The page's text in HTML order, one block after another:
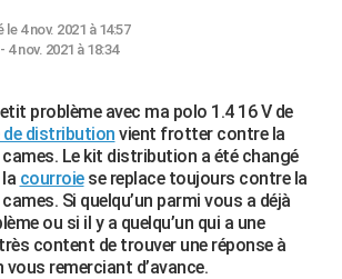
ville4 nov. 2021 à 14:57
- 4 nov. 2021 à 18:34
problème avec ma polo 1.4 16 V de
de distribution vient frotter contre la
cames. Le kit distribution a été changé
courroiese replace toujours contre la
Si quelqu’un parmi vous a déjà
ou si il y a quelqu’un qui a une
content de trouver une réponse à
vous remerciant d’avance.